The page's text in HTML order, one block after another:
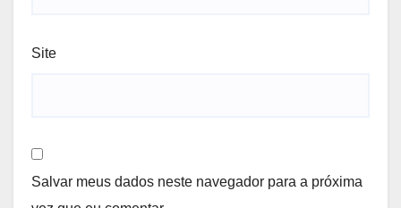
Site
Salvar meus dados neste navegador para a próxima